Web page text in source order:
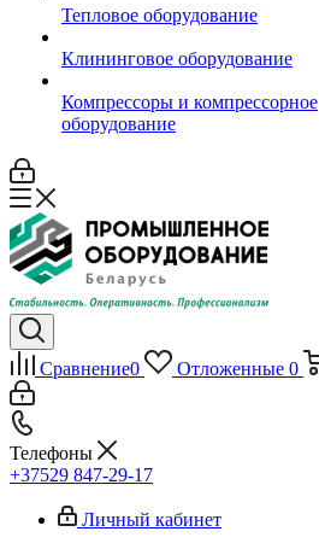
Тепловое оборудование
Клининговое оборудование
Компрессоры и компрессорное
оборудование
Сравнение0 Отложенные 0
Телефоны
+37529 847-29-17‬
Личный кабинет